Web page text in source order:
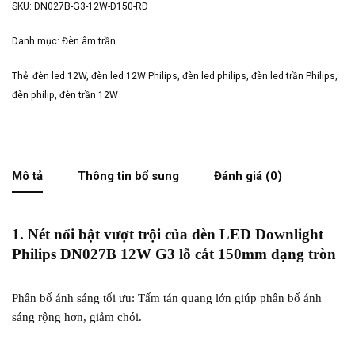
SKU: DN027B-G3-12W-D150-RD
Danh mục: Đèn âm trần
Thẻ: đèn led 12W, đèn led 12W Philips, đèn led philips, đèn led trần Philips,
đèn philip, đèn trần 12W
Mô tả Thông tin bổ sung Đánh giá (0)
1. Nét nổi bật vượt trội của đèn LED Downlight
Philips DN027B 12W G3 lỗ cắt 150mm dạng tròn
Phân bố ánh sáng tối ưu: Tấm tán quang lớn giúp phân bố ánh
sáng rộng hơn, giảm chói.